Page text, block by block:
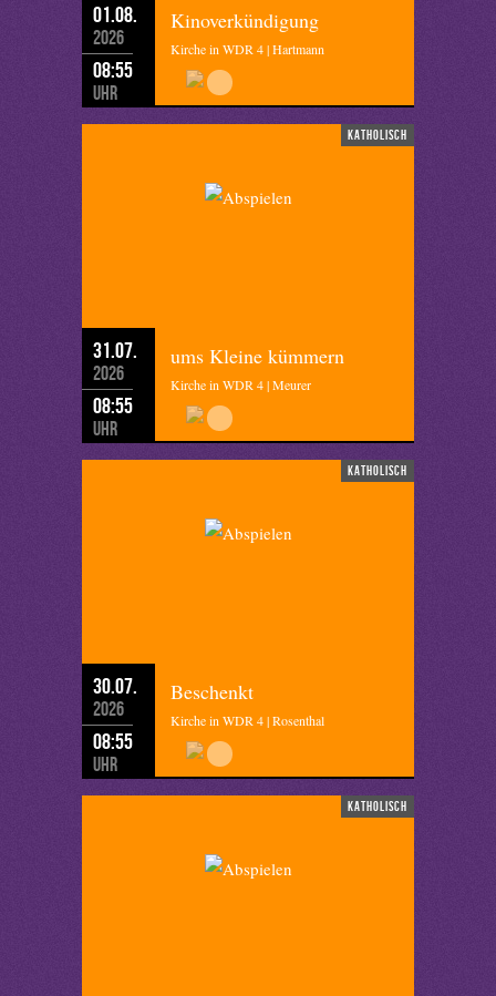
01.08.
2026
08:55
Uhr
Kinoverkündigung
Kirche in WDR 4 | Hartmann
katholisch
31.07.
2026
08:55
Uhr
ums Kleine kümmern
Kirche in WDR 4 | Meurer
katholisch
30.07.
2026
08:55
Uhr
Beschenkt
Kirche in WDR 4 | Rosenthal
katholisch